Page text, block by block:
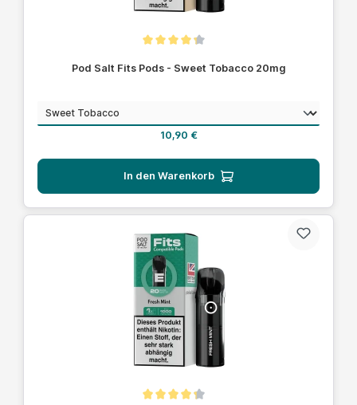
Pod Salt Fits Pods - Sweet Tobacco 20mg
Geschmackauswählen
Regulärer Preis:
10,90 €
In den Warenkorb